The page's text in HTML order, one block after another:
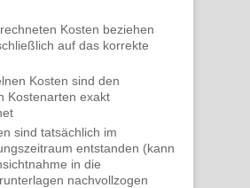
Kosten beziehen
auf das korrekte
Kosten sind den
Kostenarten exakt
sind tatsächlich im
entstanden (kann
in die
nachvollzogen